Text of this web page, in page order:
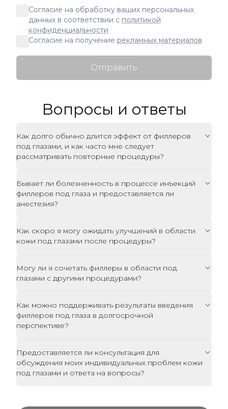
Согласие на обработку ваших персональных
данных в соответствии с политикой
конфиденциальности
Согласие на получение рекламных материалов
Отправить
Вопросы и ответы
Как долго обычно длится эффект от филлеров
под глазами, и как часто мне следует
рассматривать повторные процедуры?
Бывает ли болезненность в процессе инъекций
филлеров под глаза и предоставляется ли
анестезия?
Как скоро я могу ожидать улучшений в области
кожи под глазами после процедуры?
Могу ли я сочетать филлеры в области под
глазами с другими процедурами?
Как можно поддерживать результаты введения
филлеров под глаза в долгосрочной
перспективе?
Предоставляется ли консультация для
обсуждения моих индивидуальных проблем кожи
под глазами и ответа на вопросы?